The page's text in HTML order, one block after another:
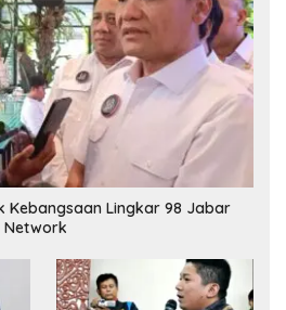
Kebangsaan Lingkar 98 Jabar
Network